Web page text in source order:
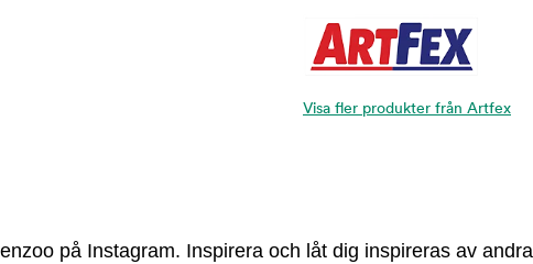
Visa fler produkter från Artfex
på Instagram. Inspirera och låt dig inspireras av